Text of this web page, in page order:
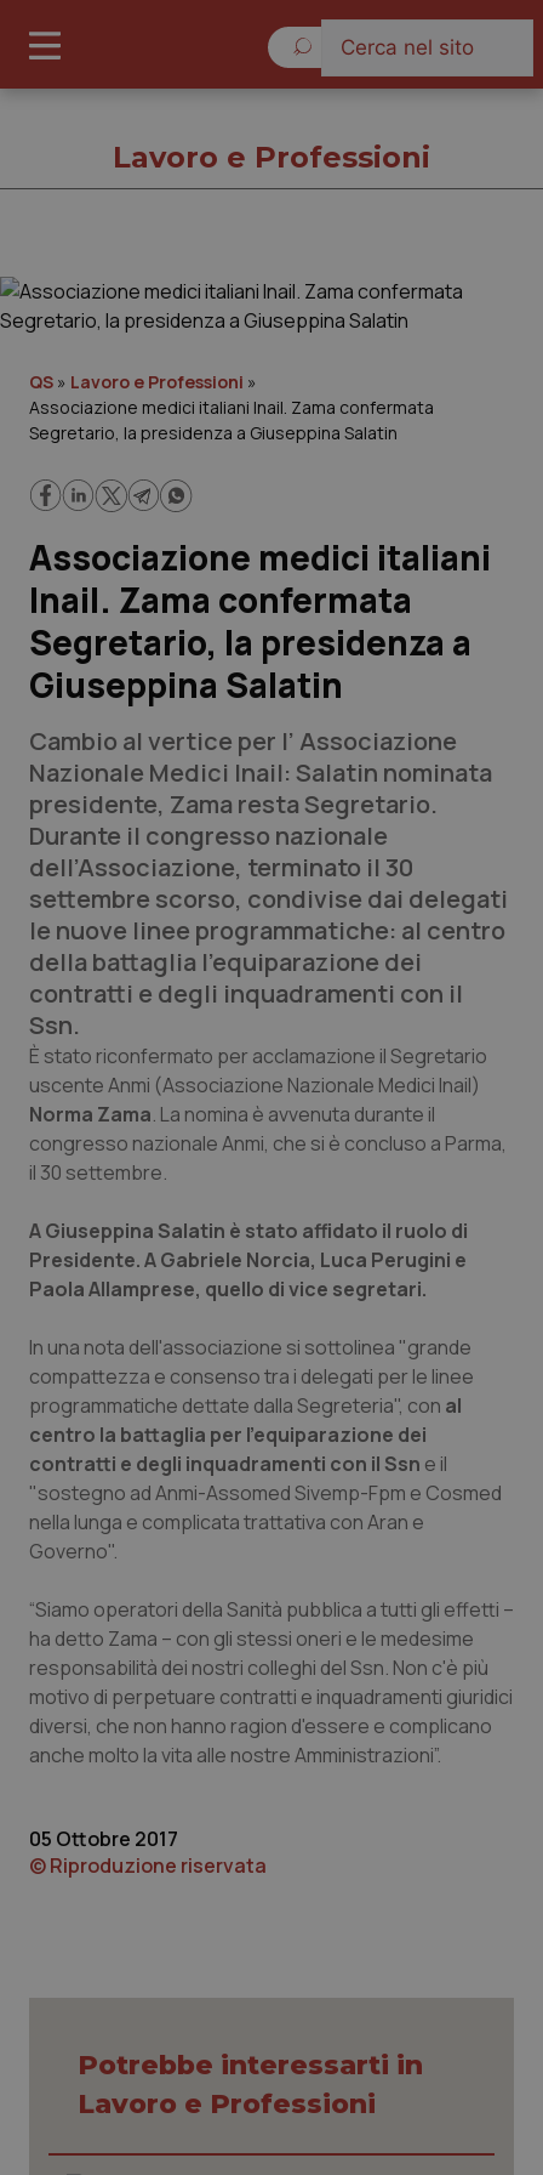
Governo e Parlamento
Regioni e Asl
Lavoro e Professioni
Scienza e Farmaci
Studi e Analisi
Lettere al direttore
Edizioni Regionali
QS Pro
Professionisti Sanitari.AI
Abruzzo
Basilicata
Calabria
Campania
Emilia-Romagna
Friuli Venezia Giulia
Lazio
Liguria
Lombardia
Marche
Molise
Piemonte
Provincia Autonoma di Bolzano
Puglia
Toscana
Umbria
QS Pro Gold
Artrite & artrosi
Asma & BPCO
Car-T
Colesterolo & coronaropatie
Dermatite Atopica
Diabete & glucometri
Disturbi dell’umore
Dolore
Donna & Salute
Epatiti
HIV
Infezioni & Febbre
Malattie rare
Obesità
Oftalmologia
QS Club
Lavoro e Professioni
QS » Lavoro e Professioni »
Associazione medici italiani Inail. Zama confermata
Segretario, la presidenza a Giuseppina Salatin
Associazione medici italiani
Inail. Zama confermata
Segretario, la presidenza a
Giuseppina Salatin
Cambio al vertice per l’ Associazione
Nazionale Medici Inail: Salatin nominata
presidente, Zama resta Segretario.
Durante il congresso nazionale
dell’Associazione, terminato il 30
settembre scorso, condivise dai delegati
le nuove linee programmatiche: al centro
della battaglia l'equiparazione dei
contratti e degli inquadramenti con il
Ssn.
È stato riconfermato per acclamazione il Segretario
uscente Anmi (Associazione Nazionale Medici Inail)
Norma Zama. La nomina è avvenuta durante il
congresso nazionale Anmi, che si è concluso a Parma,
il 30 settembre.
A Giuseppina Salatin è stato affidato il ruolo di
Presidente. A Gabriele Norcia, Luca Perugini e
Paola Allamprese, quello di vice segretari.
In una nota dell'associazione si sottolinea "grande
compattezza e consenso tra i delegati per le linee
programmatiche dettate dalla Segreteria", con al
centro la battaglia per l'equiparazione dei
contratti e degli inquadramenti con il Ssn e il
"sostegno ad Anmi-Assomed Sivemp-Fpm e Cosmed
nella lunga e complicata trattativa con Aran e
Governo".
“Siamo operatori della Sanità pubblica a tutti gli effetti –
ha detto Zama – con gli stessi oneri e le medesime
responsabilità dei nostri colleghi del Ssn. Non c'è più
motivo di perpetuare contratti e inquadramenti giuridici
diversi, che non hanno ragion d'essere e complicano
anche molto la vita alle nostre Amministrazioni”.
05 Ottobre 2017
© Riproduzione riservata
Potrebbe interessarti in
Lavoro e Professioni